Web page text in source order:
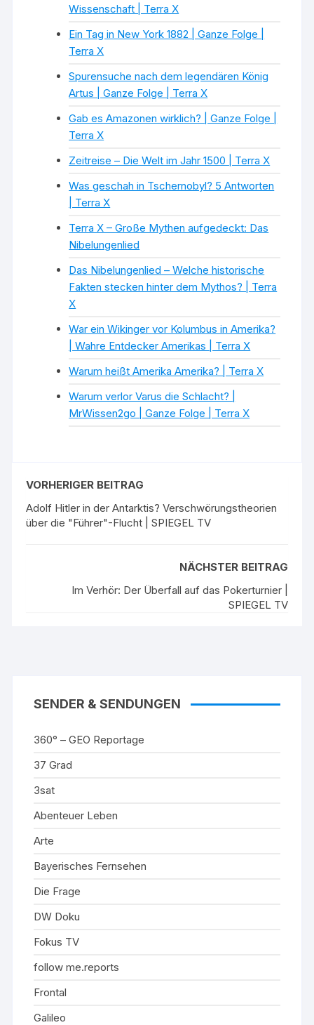
Wissenschaft | Terra X
Ein Tag in New York 1882 | Ganze Folge |
Terra X
Spurensuche nach dem legendären König
Artus | Ganze Folge | Terra X
Gab es Amazonen wirklich? | Ganze Folge |
Terra X
Zeitreise – Die Welt im Jahr 1500 | Terra X
Was geschah in Tschernobyl? 5 Antworten
| Terra X
Terra X – Große Mythen aufgedeckt: Das
Nibelungenlied
Das Nibelungenlied – Welche historische
Fakten stecken hinter dem Mythos? | Terra
X
War ein Wikinger vor Kolumbus in Amerika?
| Wahre Entdecker Amerikas | Terra X
Warum heißt Amerika Amerika? | Terra X
Warum verlor Varus die Schlacht? |
MrWissen2go | Ganze Folge | Terra X
VORHERIGER BEITRAG
Adolf Hitler in der Antarktis? Verschwörungstheorien
über die "Führer"-Flucht | SPIEGEL TV
NÄCHSTER BEITRAG
Im Verhör: Der Überfall auf das Pokerturnier |
SPIEGEL TV
SENDER & SENDUNGEN
360° – GEO Reportage
37 Grad
3sat
Abenteuer Leben
Arte
Bayerisches Fernsehen
Die Frage
DW Doku
Fokus TV
follow me.reports
Frontal
Galileo